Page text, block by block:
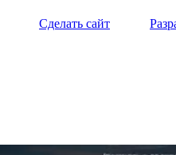
Сделать сайт